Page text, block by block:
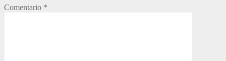
Comentario *